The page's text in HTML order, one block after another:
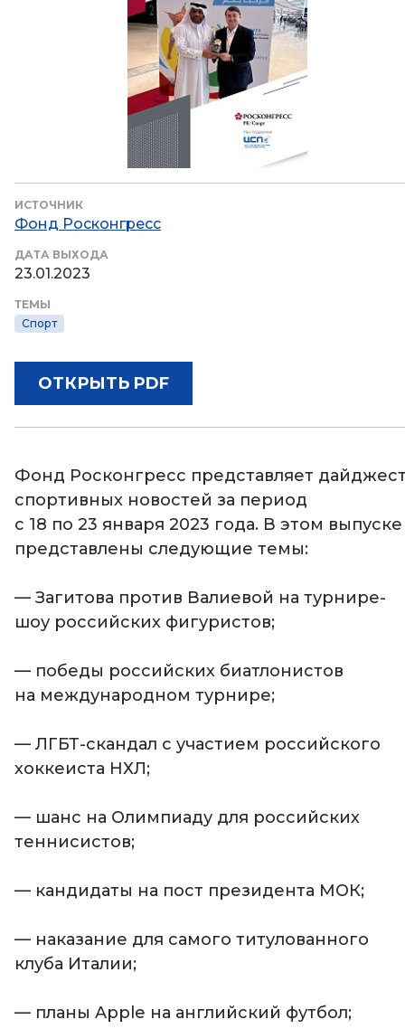
ИСТОЧНИК
Фонд Росконгресс
ДАТА ВЫХОДА
23.01.2023
ТЕМЫ
Спорт
ОТКРЫТЬ PDF
Фонд Росконгресс представляет
спортивных новостей за период
с 18 по 23 января 2023 года. В этом выпуске
представлены следующие темы:
— Загитова против Валиевой на турнире-
шоу российских фигуристов;
— победы российских биатлонистов
на международном турнире;
— ЛГБТ-скандал с участием российского
хоккеиста НХЛ;
— шанс на Олимпиаду для российских
теннисистов;
— кандидаты на пост президента МОК;
— наказание для самого титулованного
клуба Италии;
— планы Apple на английский футбол;